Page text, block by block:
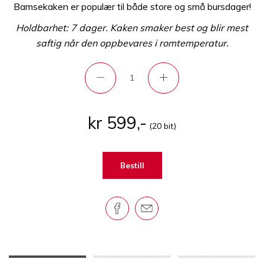
Bamsekaken er populær til både store og små bursdager!
Holdbarhet: 7 dager. Kaken smaker best og blir mest
saftig når den oppbevares i romtemperatur.
kr 599,- (20 bit)
Bestill